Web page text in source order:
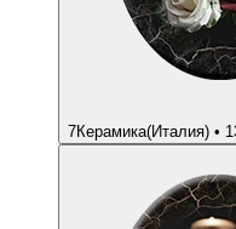
7Керамика(Италия) •